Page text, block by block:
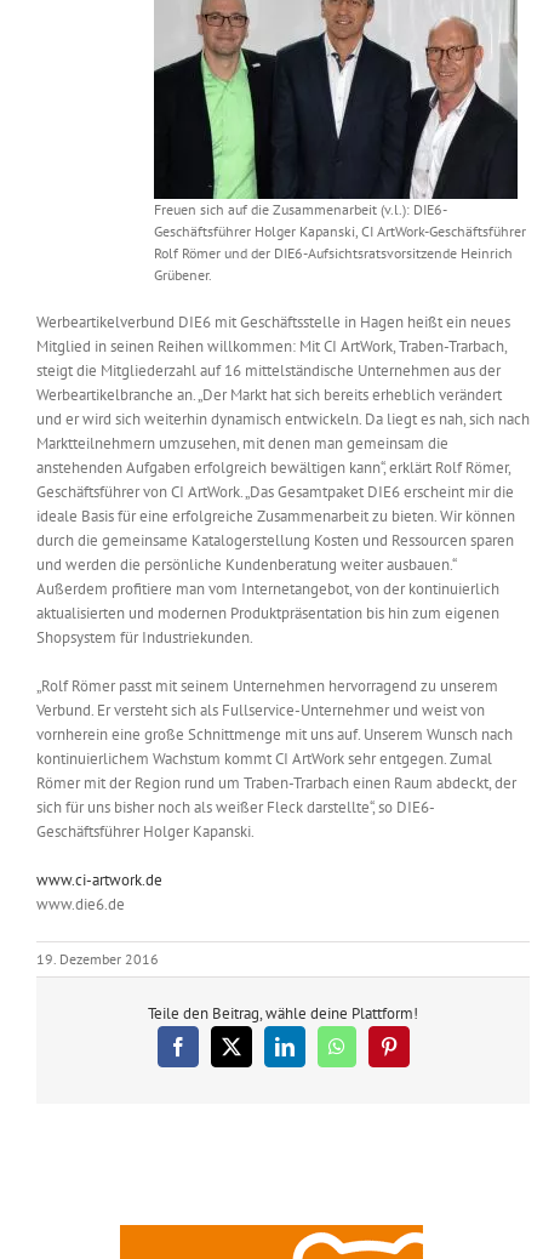
Product Guide
Jobshop
Suche
nach:
Freuen sich auf die Zusammenarbeit (v.l.): DIE6-
Geschäftsführer Holger Kapanski, CI ArtWork-Geschäftsführer
Rolf Römer und der DIE6-Aufsichtsratsvorsitzende Heinrich
Grübener.
Werbeartikelverbund DIE6 mit Geschäftsstelle in Hagen heißt ein neues
Mitglied in seinen Reihen willkommen: Mit CI ArtWork, Traben-Trarbach,
steigt die Mitgliederzahl auf 16 mittelständische Unternehmen aus der
Werbeartikelbranche an. „Der Markt hat sich bereits erheblich verändert
und er wird sich weiterhin dynamisch entwickeln. Da liegt es nah, sich nach
Marktteilnehmern umzusehen, mit denen man gemeinsam die
anstehenden Aufgaben erfolgreich bewältigen kann“, erklärt Rolf Römer,
Geschäftsführer von CI ArtWork. „Das Gesamtpaket DIE6 erscheint mir die
ideale Basis für eine erfolgreiche Zusammenarbeit zu bieten. Wir können
durch die gemeinsame Katalogerstellung Kosten und Ressourcen sparen
und werden die persönliche Kundenberatung weiter ausbauen.“
Außerdem profitiere man vom Internetangebot, von der kontinuierlich
aktualisierten und modernen Produktpräsentation bis hin zum eigenen
Shopsystem für Industriekunden.
„Rolf Römer passt mit seinem Unternehmen hervorragend zu unserem
Verbund. Er versteht sich als Fullservice-Unternehmer und weist von
vornherein eine große Schnittmenge mit uns auf. Unserem Wunsch nach
kontinuierlichem Wachstum kommt CI ArtWork sehr entgegen. Zumal
Römer mit der Region rund um Traben-Trarbach einen Raum abdeckt, der
sich für uns bisher noch als weißer Fleck darstellte“, so DIE6-
Geschäftsführer Holger Kapanski.
www.ci-artwork.de
www.die6.de
19. Dezember 2016
Teile den Beitrag, wähle deine Plattform!
Facebook
X LinkedInWhatsAppPinterest